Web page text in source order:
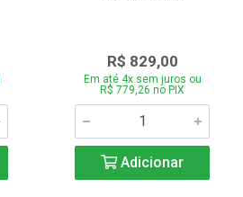
R$ 829,00
Em até 4x sem juros ou
R$ 779,26 no PIX
Adicionar